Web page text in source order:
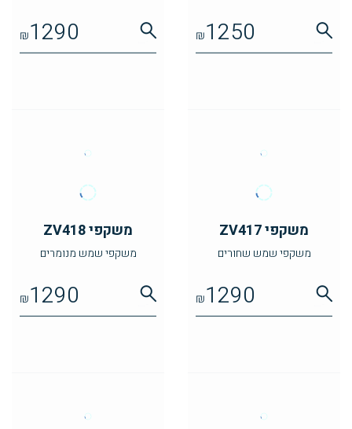
₪1250
₪1290
משקפי ZV417
משקפי שמש שחורים
₪1290
משקפי ZV418
משקפי שמש מנומרים
₪1290